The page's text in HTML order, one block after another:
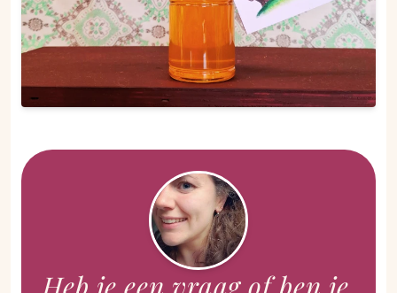
Heb je een vraag of ben je